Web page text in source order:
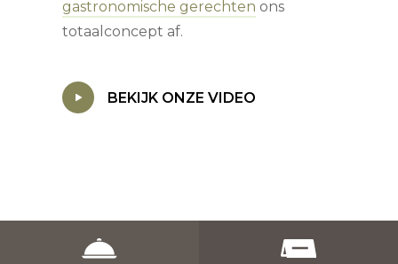
gastronomische gerechten ons
totaalconcept af.
BEKIJK ONZE VIDEO